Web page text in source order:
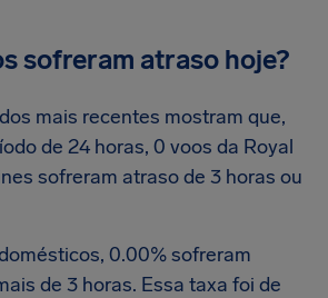
sofreram atraso hoje?
mais recentes mostram que,
de 24 horas, 0 voos da Royal
sofreram atraso de 3 horas ou
0.00% sofreram
de 3 horas. Essa taxa foi de